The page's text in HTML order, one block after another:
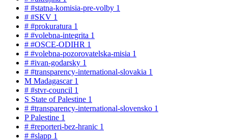
# #statna-komisia-pre-volby 1
# #SKV 1
# #prokuratura 1
# #volebna-integrita 1
# #OSCE-ODIHR 1
# #volebna-pozorovatelska-misia 1
# #ivan-godarsky 1
# #transparency-international-slovakia 1
M Madagascar 1
# #stvr-council 1
S State of Palestine 1
# #transparency-international-slovensko 1
PPalestine 1
# #reporteri-bez-hranic 1
# #slapp 1